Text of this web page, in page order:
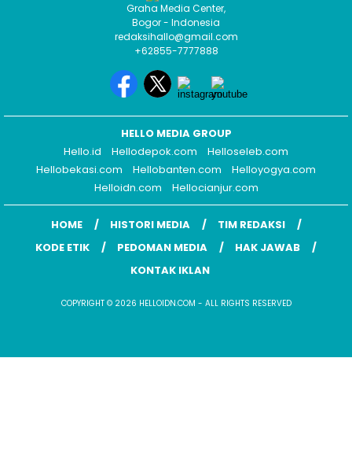
Graha Media Center,
Bogor - Indonesia
redaksihallo@gmail.com
+62855-7777888
HELLO MEDIA GROUP
Hello.id
Hellodepok.com
Helloseleb.com
Hellobekasi.com
Hellobanten.com
Helloyogya.com
Helloidn.com
Hellocianjur.com
HOME HISTORI MEDIA
TIM REDAKSI
KODE ETIK
PEDOMAN MEDIA
HAK JAWAB
KONTAK IKLAN
COPYRIGHT © 2026 HELLOIDN.COM - ALL RIGHTS RESERVED